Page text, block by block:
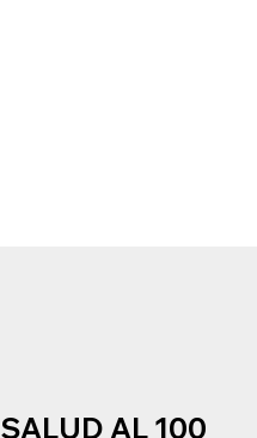
SALUD AL 100